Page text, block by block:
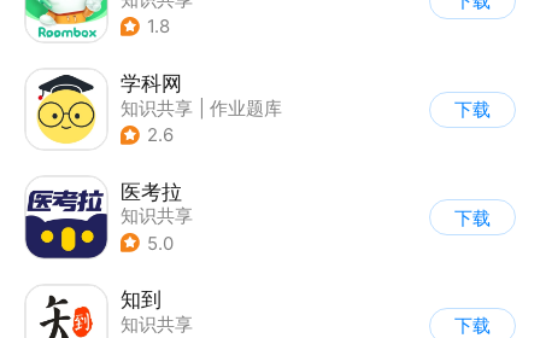
1.8
学科网
知识共享
作业题库
2.6
下载
医考拉
知识共享
5.0
下载
知到
知识共享
下载